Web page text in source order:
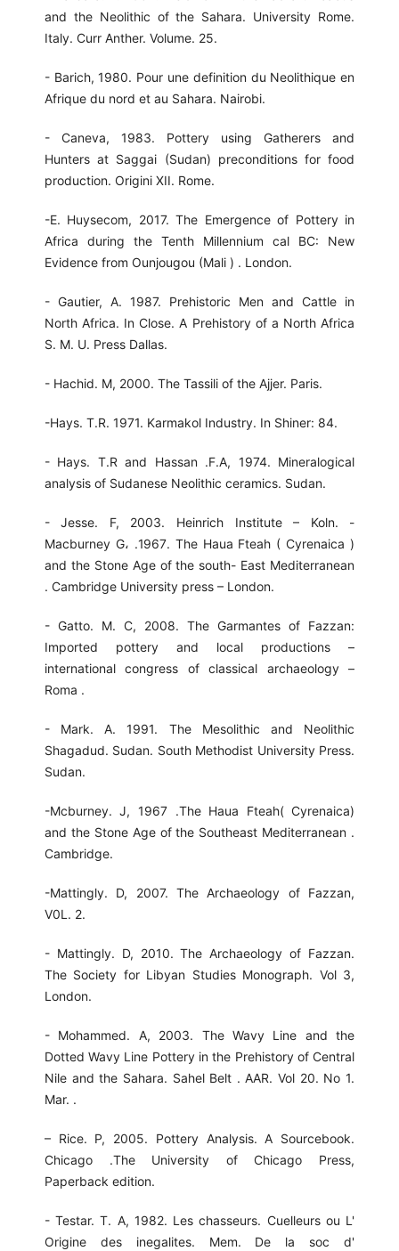
and the Neolithic of the Sahara. University Rome.
Italy. Curr Anther. Volume. 25.
- Barich, 1980. Pour une definition du Neolithique en
Afrique du nord et au Sahara. Nairobi.
- Caneva, 1983. Pottery using Gatherers and
Hunters at Saggai (Sudan) preconditions for food
production. Origini XII. Rome.
-E. Huysecom, 2017. The Emergence of Pottery in
Africa during the Tenth Millennium cal BC: New
Evidence from Ounjougou (Mali ) . London.
- Gautier, A. 1987. Prehistoric Men and Cattle in
North Africa. In Close. A Prehistory of a North Africa
S. M. U. Press Dallas.
- Hachid. M, 2000. The Tassili of the Ajjer. Paris.
-Hays. T.R. 1971. Karmakol Industry. In Shiner: 84.
- Hays. T.R and Hassan .F.A, 1974. Mineralogical
analysis of Sudanese Neolithic ceramics. Sudan.
- Jesse. F, 2003. Heinrich Institute – Koln. -
Macburney G، .1967. The Haua Fteah ( Cyrenaica )
and the Stone Age of the south- East Mediterranean
. Cambridge University press – London.
- Gatto. M. C, 2008. The Garmantes of Fazzan:
Imported pottery and local productions –
international congress of classical archaeology –
Roma .
- Mark. A. 1991. The Mesolithic and Neolithic
Shagadud. Sudan. South Methodist University Press.
Sudan.
-Mcburney. J, 1967 .The Haua Fteah( Cyrenaica)
and the Stone Age of the Southeast Mediterranean .
Cambridge.
-Mattingly. D, 2007. The Archaeology of Fazzan,
V0L. 2.
- Mattingly. D, 2010. The Archaeology of Fazzan.
The Society for Libyan Studies Monograph. Vol 3,
London.
- Mohammed. A, 2003. The Wavy Line and the
Dotted Wavy Line Pottery in the Prehistory of Central
Nile and the Sahara. Sahel Belt . AAR. Vol 20. No 1.
Mar. .
– Rice. P, 2005. Pottery Analysis. A Sourcebook.
Chicago .The University of Chicago Press,
Paperback edition.
- Testar. T. A, 1982. Les chasseurs. Cuelleurs ou L'
Origine des inegalites. Mem. De la soc d'